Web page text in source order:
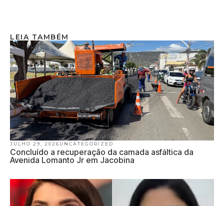
LEIA TAMBÉM
JULHO 29, 2026 UNCATEGORIZED
Concluído a recuperação da camada asfáltica da
Avenida Lomanto Jr em Jacobina